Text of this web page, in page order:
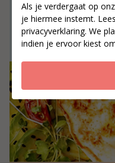
Als je verdergaat op
je hiermee instemt. Lees
privacyverklaring. We
indien je ervoor kiest
Jouw postcode